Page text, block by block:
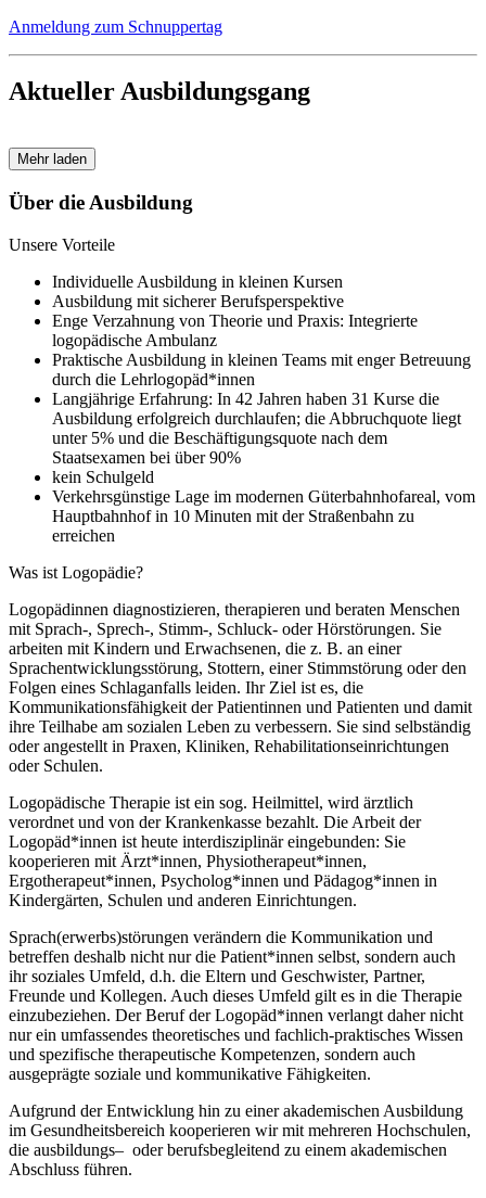
Anmeldung zum Schnuppertag
Aktueller Ausbildungsgang
Mehr laden
Über die Ausbildung
Unsere Vorteile
Individuelle Ausbildung in kleinen Kursen
Ausbildung mit sicherer Berufsperspektive
Enge Verzahnung von Theorie und Praxis: Integrierte
logopädische Ambulanz
Praktische Ausbildung in kleinen Teams mit enger Betreuung
durch die Lehrlogopäd*innen
Langjährige Erfahrung: In 42 Jahren haben 31 Kurse die
Ausbildung erfolgreich durchlaufen; die Abbruchquote liegt
unter 5% und die Beschäftigungsquote nach dem
Staatsexamen bei über 90%
kein Schulgeld
Verkehrsgünstige Lage im modernen Güterbahnhofareal, vom
Hauptbahnhof in 10 Minuten mit der Straßenbahn zu
erreichen
Was ist Logopädie?
Logopädinnen diagnostizieren, therapieren und beraten Menschen
mit Sprach-, Sprech-, Stimm-, Schluck- oder Hörstörungen. Sie
arbeiten mit Kindern und Erwachsenen, die z. B. an einer
Sprachentwicklungsstörung, Stottern, einer Stimmstörung oder den
Folgen eines Schlaganfalls leiden. Ihr Ziel ist es, die
Kommunikationsfähigkeit der Patientinnen und Patienten und damit
ihre Teilhabe am sozialen Leben zu verbessern. Sie sind selbständig
oder angestellt in Praxen, Kliniken, Rehabilitationseinrichtungen
oder Schulen.
Logopädische Therapie ist ein sog. Heilmittel, wird ärztlich
verordnet und von der Krankenkasse bezahlt. Die Arbeit der
Logopäd*innen ist heute interdisziplinär eingebunden: Sie
kooperieren mit Ärzt*innen, Physiotherapeut*innen,
Ergotherapeut*innen, Psycholog*innen und Pädagog*innen in
Kindergärten, Schulen und anderen Einrichtungen.
Sprach(erwerbs)störungen verändern die Kommunikation und
betreffen deshalb nicht nur die Patient*innen selbst, sondern auch
ihr soziales Umfeld, d.h. die Eltern und Geschwister, Partner,
Freunde und Kollegen. Auch dieses Umfeld gilt es in die Therapie
einzubeziehen. Der Beruf der Logopäd*innen verlangt daher nicht
nur ein umfassendes theoretisches und fachlich-praktisches Wissen
und spezifische therapeutische Kompetenzen, sondern auch
ausgeprägte soziale und kommunikative Fähigkeiten.
Aufgrund der Entwicklung hin zu einer akademischen Ausbildung
im Gesundheitsbereich kooperieren wir mit mehreren Hochschulen,
die ausbildungs– oder berufsbegleitend zu einem akademischen
Abschluss führen.